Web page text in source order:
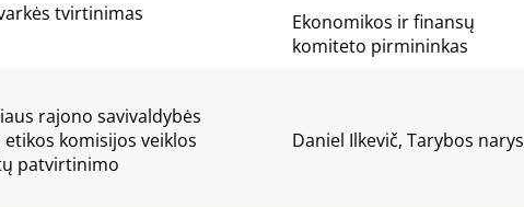
tvirtinimas
Ekonomikos ir finansų
komiteto pirmininkas
rajono savivaldybės
komisijos veiklos
patvirtinimo
Daniel Ilkevič, Tarybos narys